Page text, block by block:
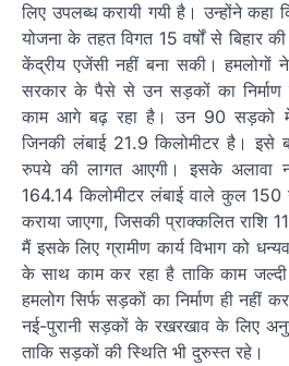
लिए उपलब्ध करायी गयी है। उन्होंने कहा
योजना के तहत विगत 15 वर्षों से बिहार
केंद्रीय एजेंसी नहीं बना सकी। हमलोगों
सरकार के पैसे से उन सड़कों का
काम आगे बढ़ रहा है। उन 90 सड़को
जिनकी लंबाई 21.9 किलोमीटर है।
रुपये की लागत आएगी। इसके अलावा
164.14 किलोमीटर लंबाई वाले कुल 150
कराया जाएगा, जिसकी प्राक्कलित
मैं इसके लिए ग्रामीण कार्य विभाग को
के साथ काम कर रहा है ताकि काम
हमलोग सिर्फ सड़कों का निर्माण ही नहीं
नई-पुरानी सड़कों के रखरखाव के लिए
ताकि सड़कों की स्थिति भी दुरुस्त रहे।